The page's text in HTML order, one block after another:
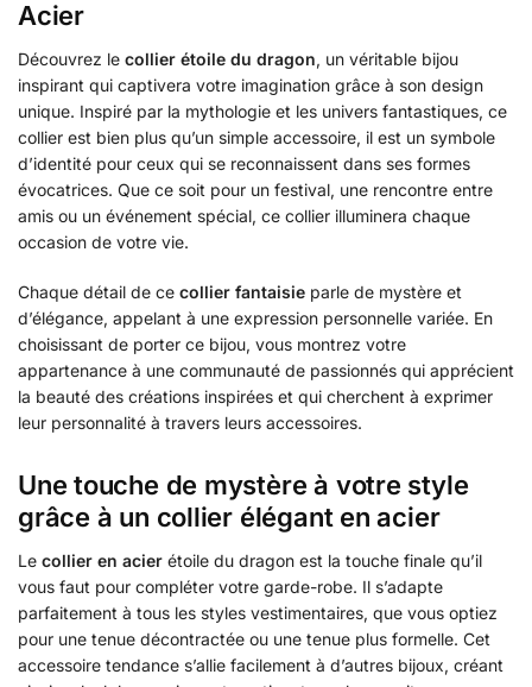
Acier
Découvrez le collier étoile du dragon, un véritable bijou
inspirant qui captivera votre imagination grâce à son design
unique. Inspiré par la mythologie et les univers fantastiques, ce
collier est bien plus qu’un simple accessoire, il est un symbole
d’identité pour ceux qui se reconnaissent dans ses formes
évocatrices. Que ce soit pour un festival, une rencontre entre
amis ou un événement spécial, ce collier illuminera chaque
occasion de votre vie.
Chaque détail de ce collier fantaisie parle de mystère et
d’élégance, appelant à une expression personnelle variée. En
choisissant de porter ce bijou, vous montrez votre
appartenance à une communauté de passionnés qui apprécient
la beauté des créations inspirées et qui cherchent à exprimer
leur personnalité à travers leurs accessoires.
Une touche de mystère à votre style
grâce à un collier élégant en acier
Le collier en acier étoile du dragon est la touche finale qu’il
vous faut pour compléter votre garde-robe. Il s’adapte
parfaitement à tous les styles vestimentaires, que vous optiez
pour une tenue décontractée ou une tenue plus formelle. Cet
accessoire tendance s’allie facilement à d’autres bijoux, créant